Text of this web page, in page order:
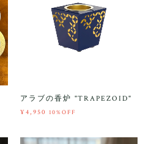
アラブの香炉 "TRAPEZOID"
¥4,950 10%OFF